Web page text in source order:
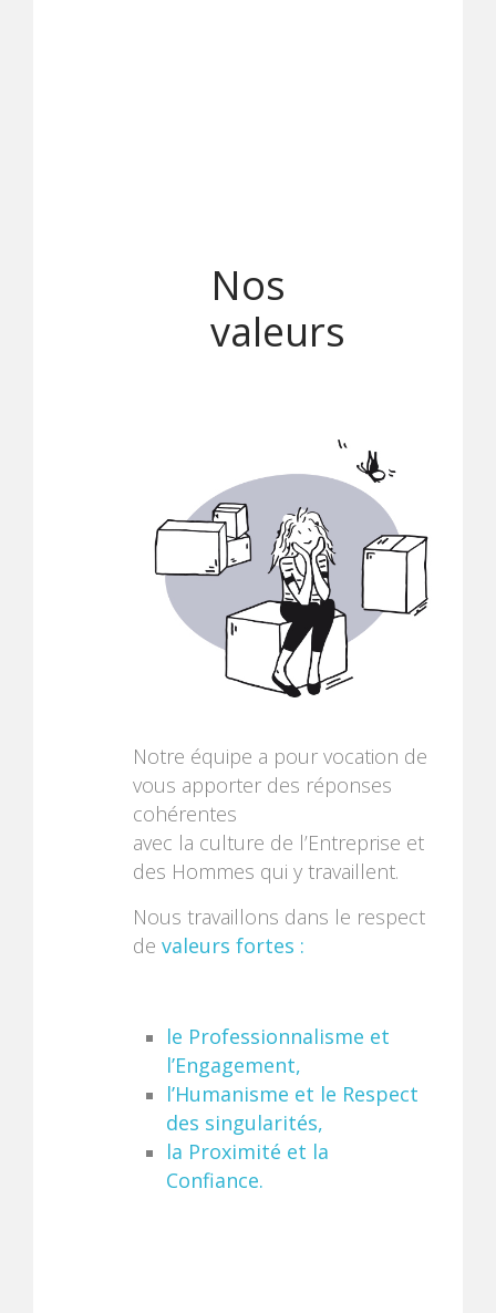
Nos
valeurs
Notre équipe a pour vocation de
vous apporter des réponses
cohérentes
avec la culture de l’Entreprise et
des Hommes qui y travaillent.
Nous travaillons dans le respect
de valeurs fortes :
le Professionnalisme et
l’Engagement,
l’Humanisme et le Respect
des singularités,
la Proximité et la
Confiance.